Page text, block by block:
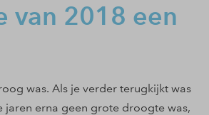
van 2018 een
was. Als je verder terugkijkt was
erna geen grote droogte was,